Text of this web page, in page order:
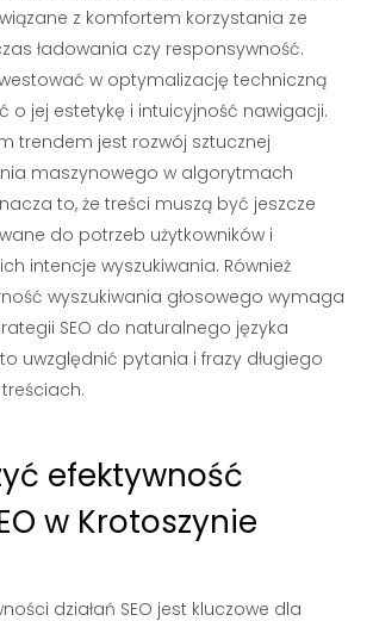
z komfortem korzystania ze
ładowania czy responsywność.
w optymalizację techniczną
o jej estetykę i intuicyjność nawigacji.
trendem jest rozwój sztucznej
maszynowego w algorytmach
to, że treści muszą być jeszcze
do potrzeb użytkowników i
intencje wyszukiwania. Również
wyszukiwania głosowego wymaga
SEO do naturalnego języka
uwzględnić pytania i frazy długiego
efektywność
w Krotoszynie
działań SEO jest kluczowe dla